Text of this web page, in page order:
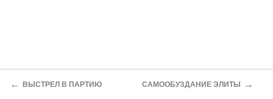
← ВЫСТРЕЛ В ПАРТИЮ САМООБУЗДАНИЕ ЭЛИТЫ →